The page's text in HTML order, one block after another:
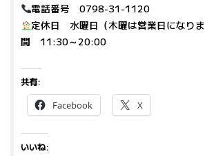
電話番号 0798-31-1120
定休日 水曜日（木曜は営業日になり
間 11:30～20:00
共有:
Facebook X
いいね: